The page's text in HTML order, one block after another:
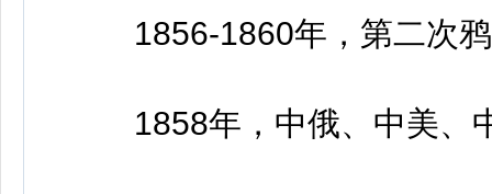
1856-1860年，第二次鸦
1858年，中俄、中美、